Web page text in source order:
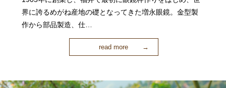
界に誇るめがね産地の礎となってきた増永眼鏡。金型製
作から部品製造、仕…
read more